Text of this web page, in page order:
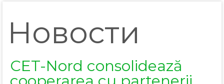
Новости
CET-Nord consolidează